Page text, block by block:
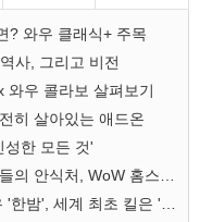
? 와우 클래식+ 주목
사, 그리고 비전
와우 콜라보 살펴보기
히 살아있는 애드온
성한 모든 것'